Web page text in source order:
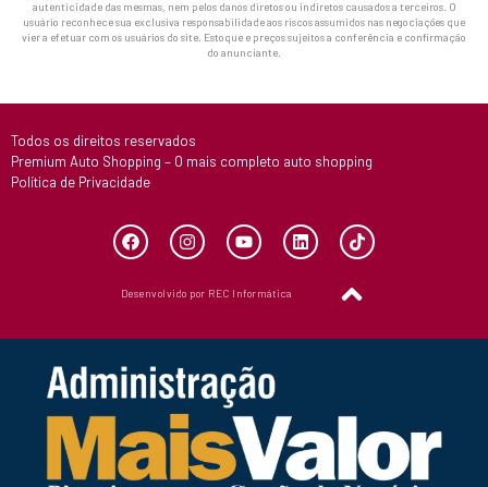
autenticidade das mesmas, nem pelos danos diretos ou indiretos causados a terceiros. O
usuário reconhece sua exclusiva responsabilidade aos riscos assumidos nas negociações que
vier a efetuar com os usuários do site. Estoque e preços sujeitos a conferência e confirmação
do anunciante.
Todos os direitos reservados
Premium Auto Shopping – O mais completo auto shopping
Política de Privacidade
Desenvolvido por REC Informática